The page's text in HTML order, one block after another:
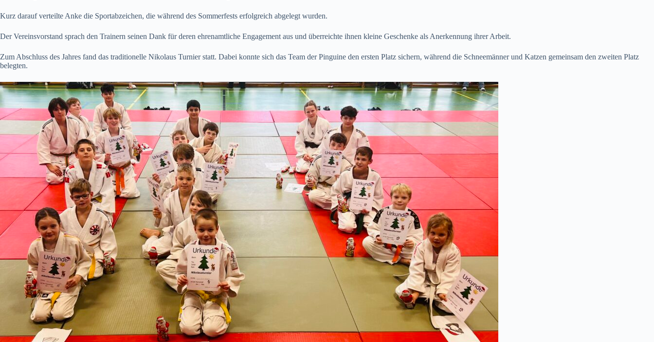
Kurz darauf verteilte Anke die Sportabzeichen, die während des Sommerfests erfolgreich abgelegt wurden.
Der Vereinsvorstand sprach den Trainern seinen Dank für deren ehrenamtliche Engagement aus und überreichte ihnen kleine Geschenke als Anerkennung ihrer Arbeit.
Zum Abschluss des Jahres fand das traditionelle Nikolaus Turnier statt. Dabei konnte sich das Team der Pinguine den ersten Platz sichern, während die Schneemänner und Katzen gemeinsam den zweiten Platz
belegten.